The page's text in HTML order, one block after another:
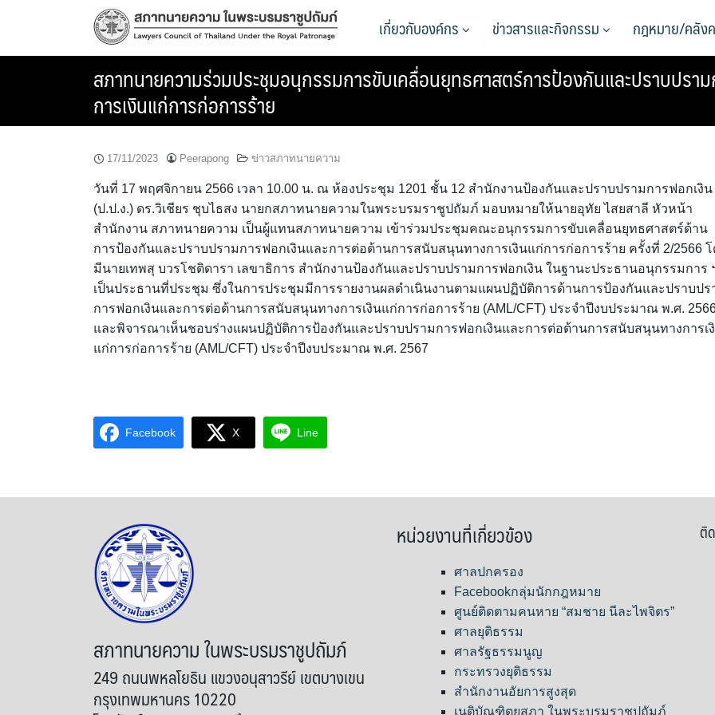
เกี่ยวกับองค์กร ข่าวสารและกิจกรรม กฎหมาย/คลัง
สภาทนายความร่วมประชุมอนุกรรมการขับเคลื่อนยุทธศาสตร์การป้องกันและปราบปร
การเงินแก่การก่อการร้าย
17/11/2023 Peerapong ข่าวสภาทนายความ
วันที่ 17 พฤศจิกายน 2566 เวลา 10.00 น. ณ ห้องประชุม 1201 ชั้น 12 สำนักงานป้องกันและปราบปรามการฟอกเงิน
(ป.ป.ง.) ดร.วิเชียร ชุบไธสง นายกสภาทนายความในพระบรมราชูปถัมภ์ มอบหมายให้นายอุทัย ไสยสาลี หัวหน้า
สำนักงาน สภาทนายความ เป็นผู้แทนสภาทนายความ เข้าร่วมประชุมคณะอนุกรรมการขับเคลื่อนยุทธศาสตร์ด้าน
การป้องกันและปราบปรามการฟอกเงินและการต่อต้านการสนับสนุนทางการเงินแก่การก่อการร้าย ครั้งที่ 2/2566 โ
มีนายเทพสุ บวรโชติดารา เลขาธิการ สำนักงานป้องกันและปราบปรามการฟอกเงิน ในฐานะประธานอนุกรรมการ
เป็นประธานที่ประชุม ซึ่งในการประชุมมีการรายงานผลดำเนินงานตามแผนปฏิบัติการด้านการป้องกันและปราบปร
การฟอกเงินและการต่อต้านการสนับสนุนทางการเงินแก่การก่อการร้าย (AML/CFT) ประจำปีงบประมาณ พ.ศ.
และพิจารณาเห็นชอบร่างแผนปฏิบัติการป้องกันและปราบปรามการฟอกเงินและการต่อต้านการสนับสนุนทางการเ
แก่การก่อการร้าย (AML/CFT) ประจำปีงบประมาณ พ.ศ. 2567
Facebook X Line
สภาทนายความ ในพระบรมราชูปถัมภ์
249 ถนนพหลโยธิน แขวงอนุสาวรีย์ เขตบางเขน
กรุงเทพมหานคร 10220
หน่วยงานที่เกี่ยวข้อง
ศาลปกครอง
Facebookกลุ่มนักกฎหมาย
ศูนย์ติดตามคนหาย “สมชาย นีละไพจิตร”
ศาลยุติธรรม
ศาลรัฐธรรมนูญ
กระทรวงยุติธรรม
สำนักงานอัยการสูงสุด
เนติบัณฑิตยสภา ในพระบรมราชูปถัมภ์
ติ